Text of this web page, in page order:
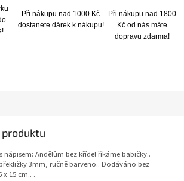
Při nákupu nad 1000 Kč
dostanete dárek k nákupu!
Při nákupu nad 1800
Kč od nás máte
dopravu zdarma!
nápisem: Andělům bez křídel říkáme babičky..
3mm, ručně barveno.. Dodáváno bez
x 15 cm.. .